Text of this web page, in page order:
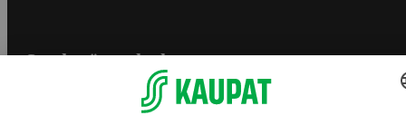
S-ryhmän palvelut